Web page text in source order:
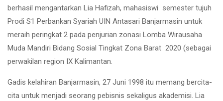
berhasil mengantarkan Lia Hafizah, mahasiswi semester tujuh
Prodi S1 Perbankan Syariah UIN Antasari Banjarmasin untuk
meraih peringkat 2 pada penjurian zonasi Lomba Wirausaha
Muda Mandiri Bidang Sosial Tingkat Zona Barat 2020 (sebagai
perwakilan region IX Kalimantan.
Gadis kelahiran Banjarmasin, 27 Juni 1998 itu memang bercita-
cita untuk menjadi seorang pebisnis sekaligus akademisi. Lia